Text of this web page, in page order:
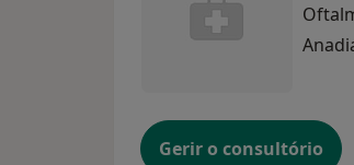
Gerir o consultório